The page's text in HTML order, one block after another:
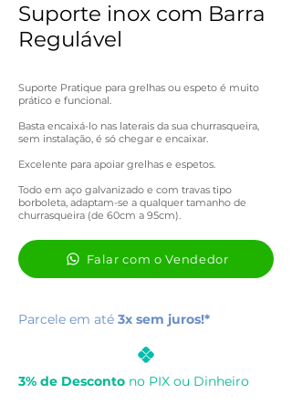
Suporte inox com Barra
Regulável
Suporte Pratique para grelhas ou espeto é muito
prático e funcional.
Basta encaixá-lo nas laterais da sua churrasqueira,
sem instalação, é só chegar e encaixar.
Excelente para apoiar grelhas e espetos.
Todo em aço galvanizado e com travas tipo
borboleta, adaptam-se a qualquer tamanho de
churrasqueira (de 60cm a 95cm).
Falar com o Vendedor
Parcele em até 3x sem juros!*
3% de Desconto no PIX ou Dinheiro